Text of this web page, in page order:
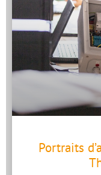
Portraits